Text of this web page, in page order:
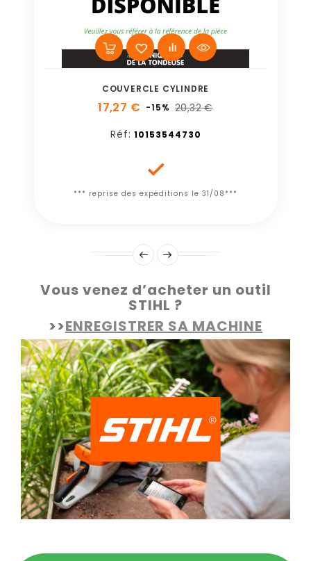
COUVERCLE CYLINDRE
17,27 € -15% 20,32 €
Réf: 10153544730

*** reprise des expéditions le 31/08***
Vous venez d’acheter un outil
STIHL ?
>>ENREGISTRER SA MACHINE